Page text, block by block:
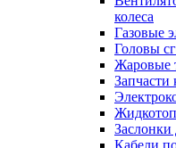
колеса
Газовые
Головы
Жаровые
Заслонки
Кабели